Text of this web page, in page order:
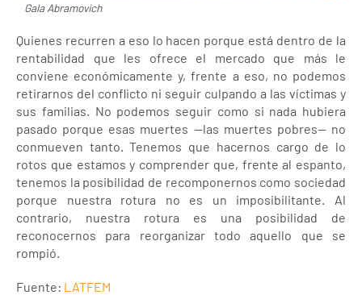
Gala Abramovich
Quienes recurren a eso lo hacen porque está dentro de la
rentabilidad que les ofrece el mercado que más le
conviene económicamente y, frente a eso, no podemos
retirarnos del conflicto ni seguir culpando a las víctimas y
sus familias. No podemos seguir como si nada hubiera
pasado porque esas muertes —las muertes pobres— no
conmueven tanto. Tenemos que hacernos cargo de lo
rotos que estamos y comprender que, frente al espanto,
tenemos la posibilidad de recomponernos como sociedad
porque nuestra rotura no es un imposibilitante. Al
contrario, nuestra rotura es una posibilidad de
reconocernos para reorganizar todo aquello que se
rompió.
Fuente: LATFEM